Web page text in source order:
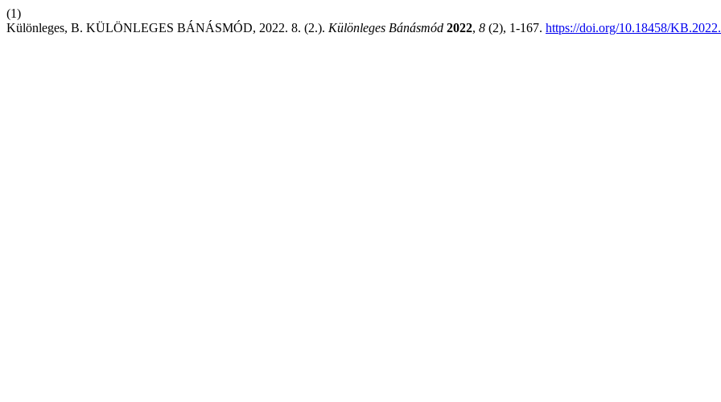
(1)
Különleges, B. KÜLÖNLEGES BÁNÁSMÓD, 2022. 8. (2.). Különleges Bánásmód 2022, 8 (2), 1-167. https://doi.org/10.18458/